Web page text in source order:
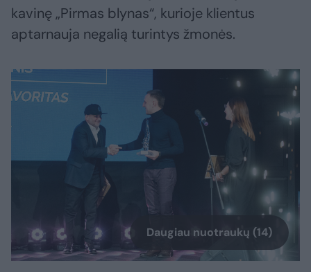
kavinę „Pirmas blynas“, kurioje klientus
aptarnauja negalią turintys žmonės.
Daugiau nuotraukų (14)